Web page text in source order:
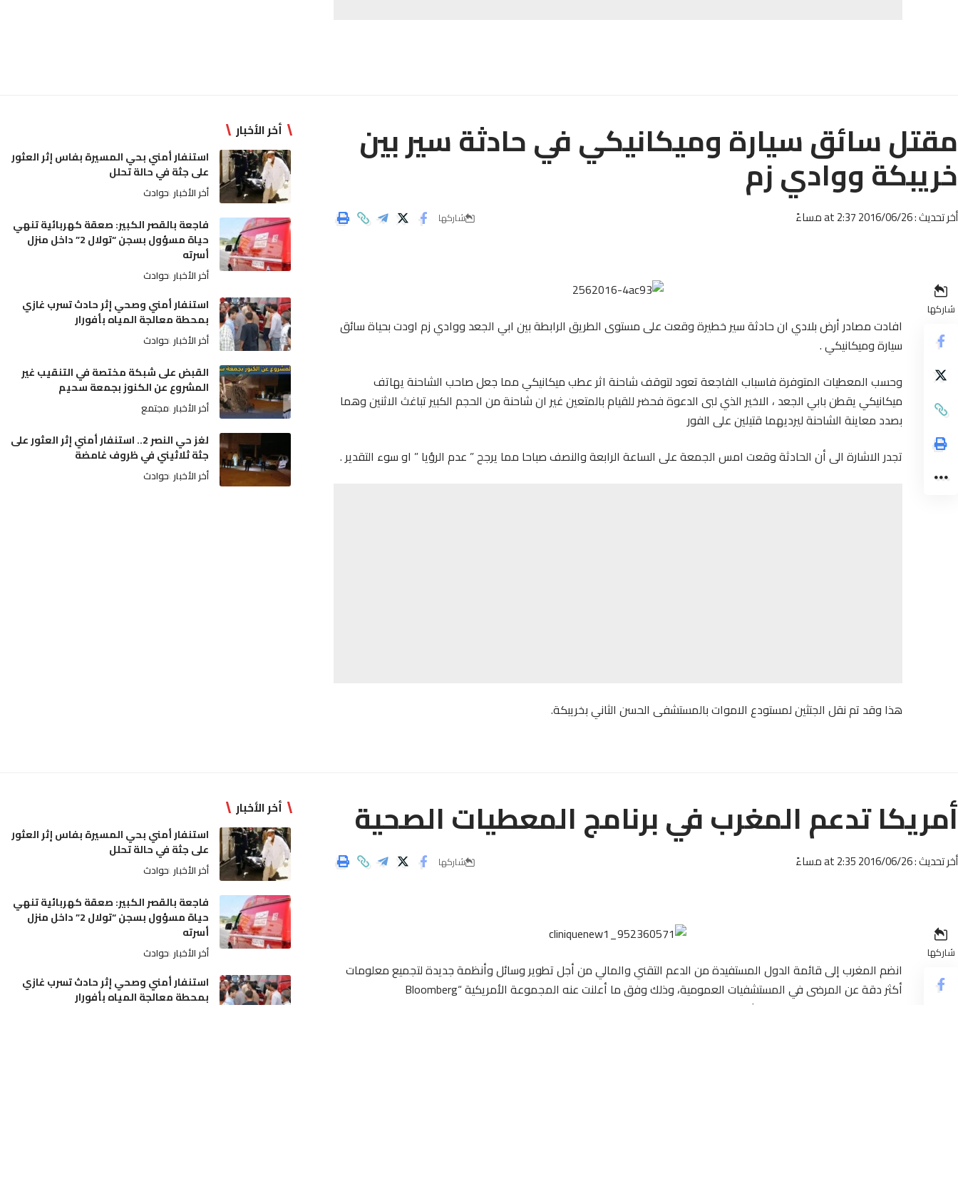
مقتل سائق سيارة وميكانيكي في حادثة سير بين
خريبكة ووادي زم‎
أخر تحديث : 2016/06/26 at 2:37 مساءً شاركها
شاركها
افادت مصادر أرض بلادي ان حادثة سير خطيرة وقعت على مستوى الطريق الرابطة بين ابي الجعد ووادي زم اودت بحياة سائق
سيارة وميكانيكي .
وحسب المعطيات المتوفرة فاسباب الفاجعة تعود لتوقف شاحنة اثر عطب ميكانيكي مما جعل صاحب الشاحنة يهاتف
ميكانيكي يقطن بابي الجعد ، الاخير الذي لبى الدعوة فحضر للقيام بالمتعين غير ان شاحنة من الحجم الكبير تباغث الاثنين وهما
بصدد معاينة الشاحنة ليرديهما قتيلين على الفور
تجدر الاشارة الى أن الحادثة وقعت امس الجمعة على الساعة الرابعة والنصف صباحا مما يرجح ” عدم الرؤيا ” او سوء التقدير .
هذا وقد تم نقل الجتثين لمستودع الاموات بالمستشفى الحسن الثاني بخريبكة.
أخر الأخبار
استنفار أمني بحي المسيرة بفاس إثر العثور
على جثة في حالة تحلل
أخر الأخبار حوادث
فاجعة بالقصر الكبير: صعقة كهربائية تنهي
حياة مسؤول بسجن “تولال 2” داخل منزل
أسرته
أخر الأخبار حوادث
استنفار أمني وصحي إثر حادث تسرب غازي
بمحطة معالجة المياه بأفورار
أخر الأخبار حوادث
القبض على شبكة مختصة في التنقيب غير
المشروع عن الكنوز بجمعة سحيم
أخر الأخبار مجتمع
لغز حي النصر 2.. استنفار أمني إثر العثور على
جثة ثلاثيني في ظروف غامضة
أخر الأخبار حوادث
أمريكا تدعم المغرب في برنامج المعطيات الصحية
أخر تحديث : 2016/06/26 at 2:35 مساءً شاركها
شاركها
انضم المغرب إلى قائمة الدول المستفيدة من الدعم التقني والمالي من أجل تطوير وسائل وأنظمة جديدة لتجميع معلومات
أكثر دقة عن المرضى في المستشفيات العمومية، وذلك وفق ما أعلنت عنه المجموعة الأمريكية “Bloomberg
أخر الأخبار
استنفار أمني بحي المسيرة بفاس إثر العثور
على جثة في حالة تحلل
أخر الأخبار حوادث
فاجعة بالقصر الكبير: صعقة كهربائية تنهي
حياة مسؤول بسجن “تولال 2” داخل منزل
أسرته
أخر الأخبار حوادث
استنفار أمني وصحي إثر حادث تسرب غازي
بمحطة معالجة المياه بأفورار